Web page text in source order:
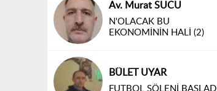
Av. Murat SUCU
N'OLACAK BU
EKONOMİNİN HALİ (2)
BÜLET UYAR
FUTBOL ŞÖLENİ BAŞLADI